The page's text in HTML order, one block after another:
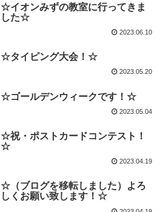
☆イオンみずの教室に行ってきま
した☆
2023.06.10
☆タイピング大会！☆
2023.05.20
☆ゴールデンウィークです！☆
2023.05.04
☆祝・ポストカードコンテスト！
☆
2023.04.19
☆（ブログを移転しました）よろ
しくお願い致します！☆